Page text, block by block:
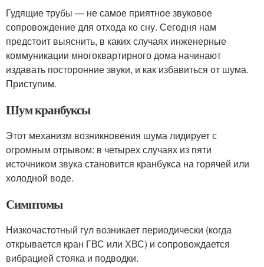
Гудящие трубы — не самое приятное звуковое
сопровождение для отхода ко сну. Сегодня нам
предстоит выяснить, в каких случаях инженерные
коммуникации многоквартирного дома начинают
издавать посторонние звуки, и как избавиться от шума.
Приступим.
Шум кранбуксы
Этот механизм возникновения шума лидирует с
огромным отрывом: в четырех случаях из пяти
источником звука становится кранбукса на горячей или
холодной воде.
Симптомы
Низкочастотный гул возникает периодически (когда
открывается кран ГВС или ХВС) и сопровождается
вибрацией стояка и подводки.